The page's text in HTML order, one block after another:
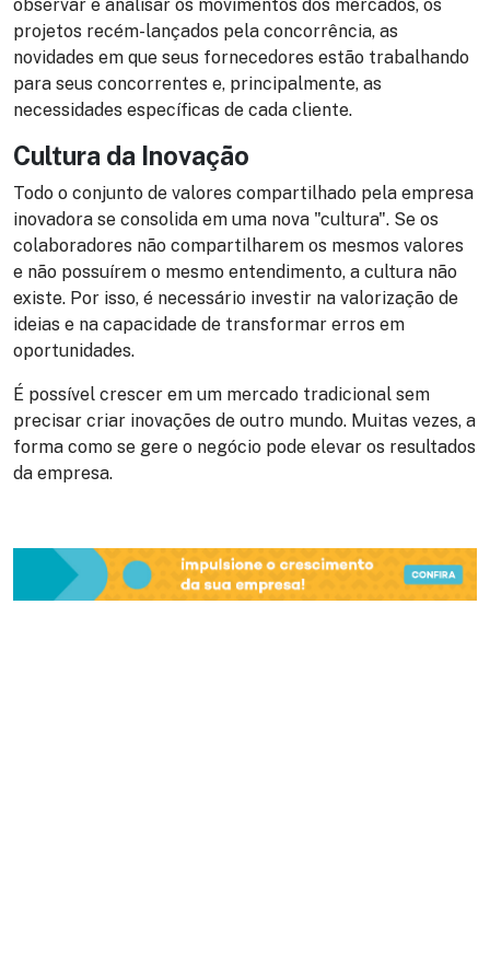
observar e analisar os movimentos dos mercados, os
projetos recém-lançados pela concorrência, as
novidades em que seus fornecedores estão trabalhando
para seus concorrentes e, principalmente, as
necessidades específicas de cada cliente.
Cultura da Inovação
Todo o conjunto de valores compartilhado pela empresa
inovadora se consolida em uma nova "cultura". Se os
colaboradores não compartilharem os mesmos valores
e não possuírem o mesmo entendimento, a cultura não
existe. Por isso, é necessário investir na valorização de
ideias e na capacidade de transformar erros em
oportunidades.
É possível crescer em um mercado tradicional sem
precisar criar inovações de outro mundo. Muitas vezes, a
forma como se gere o negócio pode elevar os resultados
da empresa.